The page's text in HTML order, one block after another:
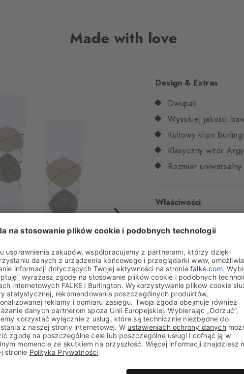
Made with love
Design & Extras
Dwupak
Wysokiej jakości
Kultowy klips
Klasyczny wzór
Rozmiar uniwersalny
Właściwości
Wzór
Transparency Kryjące
Materiał 80%
Wygląd Gładkie
Długość skarpet Łydka
Komfort noszenia
Rodzaj ściągacza
Wyściółka Brak